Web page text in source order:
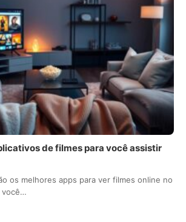
de filmes para você assistir
os melhores apps para ver filmes online no
você…